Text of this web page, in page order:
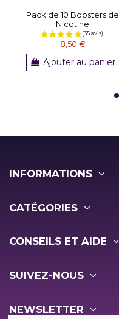
Pack de 10 Boosters de
Nicotine
8,50 €
Ajouter au panier
INFORMATIONS
CATÉGORIES
CONSEILS ET AIDE
SUIVEZ-NOUS
NEWSLETTER